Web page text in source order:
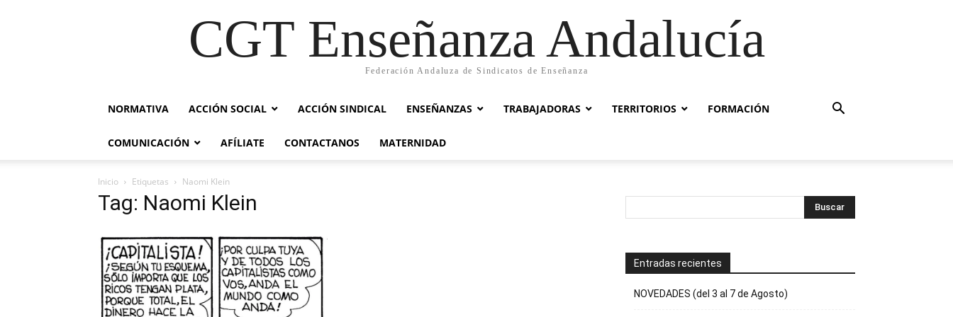
CGT Enseñanza Andalucía
Federación Andaluza de Sindicatos de Enseñanza
NORMATIVA ACCIÓN SOCIAL ACCIÓN SINDICAL ENSEÑANZAS TRABAJADORAS TERRITORIOS FORMACIÓN
COMUNICACIÓN AFÍLIATE CONTACTANOS MATERNIDAD
Inicio Etiquetas Naomi Klein
Tag: Naomi Klein
Entradas recientes
NOVEDADES (del 3 al 7 de Agosto)